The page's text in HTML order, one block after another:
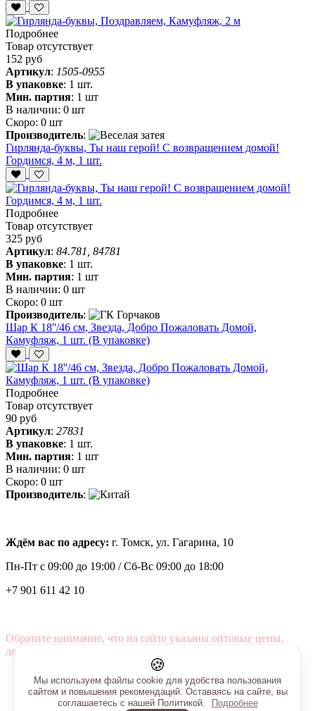
Подробнее
Товар отсутствует
152 руб
Артикул: 1505-0955
В упаковке: 1 шт.
Мин. партия: 1 шт
В наличии: 0 шт
Скоро: 0 шт
Производитель:
Гирлянда-буквы, Ты наш герой! С возвращением домой!
Гордимся, 4 м, 1 шт.
Подробнее
Товар отсутствует
325 руб
Артикул: 84.781, 84781
В упаковке: 1 шт.
Мин. партия: 1 шт
В наличии: 0 шт
Скоро: 0 шт
Производитель:
Шар К 18''/46 см, Звезда, Добро Пожаловать Домой,
Камуфляж, 1 шт. (В упаковке)
Подробнее
Товар отсутствует
90 руб
Артикул: 27831
В упаковке: 1 шт.
Мин. партия: 1 шт
В наличии: 0 шт
Скоро: 0 шт
Производитель:
Ждём вас по адресу: г. Томск, ул. Гагарина, 10
Пн-Пт с 09:00 до 19:00 /Сб-Вс 09:00 до 18:00
+7 901 611 42 10
Обратите внимание, что на сайте указаны оптовые цены,
действующие при первом заказе от 3000 рублей.
🍪
Мы используем файлы cookie для удобства пользования
сайтом и повышения рекомендаций. Оставаясь на сайте, вы
соглашаетесь с нашей Политикой.
Подробнее